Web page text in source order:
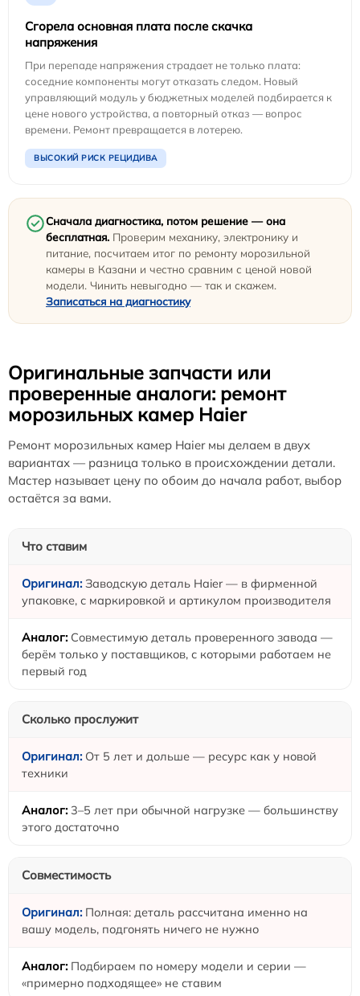
Сгорела основная плата после скачка
напряжения
При перепаде напряжения страдает не только плата:
соседние компоненты могут отказать следом. Новый
управляющий модуль у бюджетных моделей подбирается к
цене нового устройства, а повторный отказ — вопрос
времени. Ремонт превращается в лотерею.
ВЫСОКИЙ РИСК РЕЦИДИВА
Сначала диагностика, потом решение — она
бесплатная. Проверим механику, электронику и
питание, посчитаем итог по ремонту морозильной
камеры в Казани и честно сравним с ценой новой
модели. Чинить невыгодно — так и скажем.
Записаться на диагностику
Оригинальные запчасти или
проверенные аналоги: ремонт
морозильных камер Haier
Ремонт морозильных камер Haier мы делаем в двух
вариантах — разница только в происхождении детали.
Мастер называет цену по обоим до начала работ, выбор
остаётся за вами.
Что ставим
Заводскую деталь Haier — в фирменной
упаковке, с маркировкой и артикулом производителя
Совместимую деталь проверенного завода —
берём только у поставщиков, с которыми работаем не
первый год
Сколько прослужит
От 5 лет и дольше — ресурс как у новой
техники
3–5 лет при обычной нагрузке — большинству
этого достаточно
Совместимость
Полная: деталь рассчитана именно на
вашу модель, подгонять ничего не нужно
Подбираем по номеру модели и серии —
«примерно подходящее» не ставим